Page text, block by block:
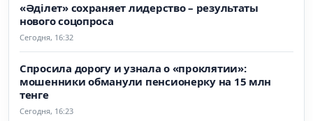
«Әділет» сохраняет лидерство – результаты
нового соцопроса
Сегодня, 16:32
Спросила дорогу и узнала о «проклятии»:
мошенники обманули пенсионерку на 15 млн
тенге
Сегодня, 16:23